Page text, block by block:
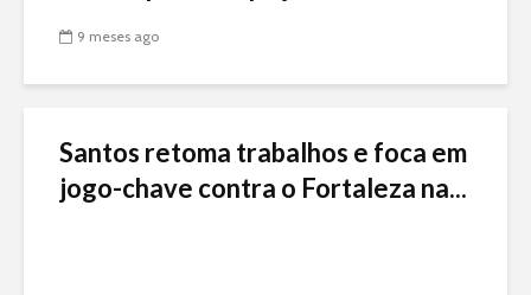
9 meses ago
Santos retoma trabalhos e foca em
jogo-chave contra o Fortaleza na...